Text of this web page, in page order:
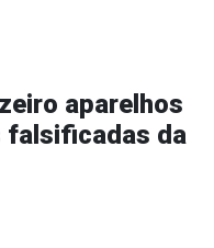
aparelhos
falsificadas da